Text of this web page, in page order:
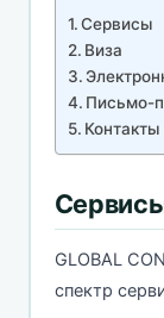
Сервисы
Виза
Письмо-
Контакты
GLOBAL
спектр